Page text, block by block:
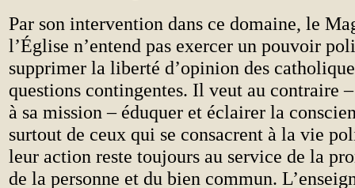
Par son intervention dans ce domaine, le
l’Église n’entend pas exercer un pouvoir
supprimer la liberté d’opinion des
questions contingentes. Il veut au contraire
à sa mission – éduquer et éclairer la
surtout de ceux qui se consacrent à la vie
leur action reste toujours au service de la
de la personne et du bien commun.